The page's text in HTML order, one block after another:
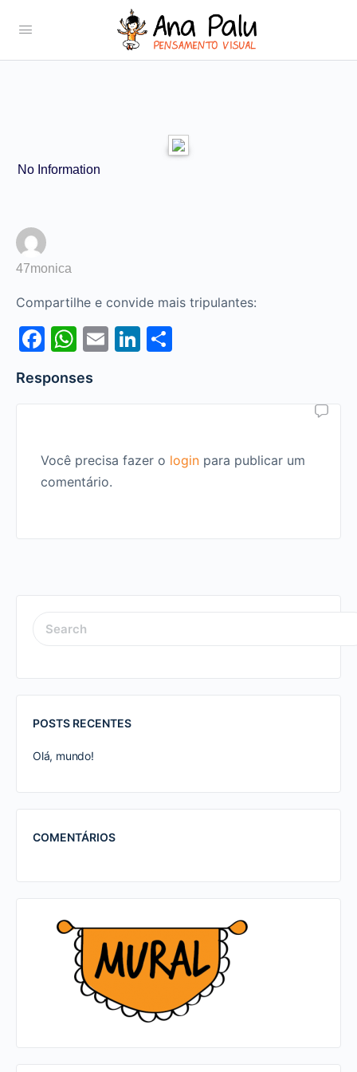
No Information
47monica
Compartilhe e convide mais tripulantes:
Facebook
WhatsApp
EmailLinkedIn
Responses
Você precisa fazer o login para publicar um
comentário.
SEARCH
FOR:
POSTS RECENTES
Olá, mundo!
COMENTÁRIOS